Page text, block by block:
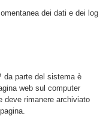
dei dati e dei log
da parte del sistema è
web sul computer
deve rimanere archiviato